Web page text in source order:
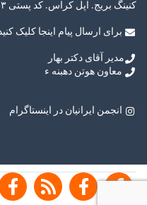
کنینگ بریج. اپل کراس. کد پستی ۶۱۵۳
برای ارسال پیام اینجا کلیک
مدیر آقای دکتر بهار
معاون هوتن دهبنه ء
انجمن ایرانیان در اینستاگرام